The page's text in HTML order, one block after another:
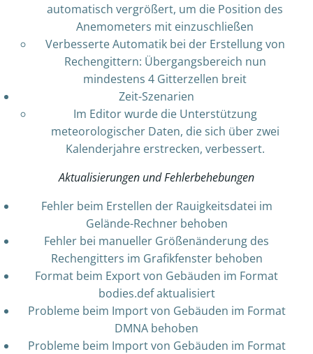
automatisch vergrößert, um die Position des
Anemometers mit einzuschließen
Verbesserte Automatik bei der Erstellung von
Rechengittern: Übergangsbereich nun
mindestens 4 Gitterzellen breit
Zeit-Szenarien
Im Editor wurde die Unterstützung
meteorologischer Daten, die sich über zwei
Kalenderjahre erstrecken, verbessert.
Aktualisierungen und Fehlerbehebungen
Fehler beim Erstellen der Rauigkeitsdatei im
Gelände-Rechner behoben
Fehler bei manueller Größenänderung des
Rechengitters im Grafikfenster behoben
Format beim Export von Gebäuden im Format
bodies.def aktualisiert
Probleme beim Import von Gebäuden im Format
DMNA behoben
Probleme beim Import von Gebäuden im Format